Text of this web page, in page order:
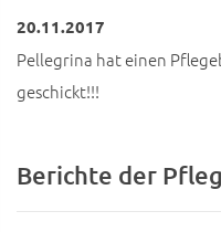
20.11.2017
Pellegrina hat einen
geschickt!!!
Berichte der